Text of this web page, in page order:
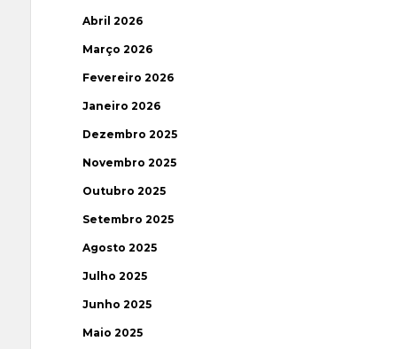
Abril 2026
Março 2026
Fevereiro 2026
Janeiro 2026
Dezembro 2025
Novembro 2025
Outubro 2025
Setembro 2025
Agosto 2025
Julho 2025
Junho 2025
Maio 2025